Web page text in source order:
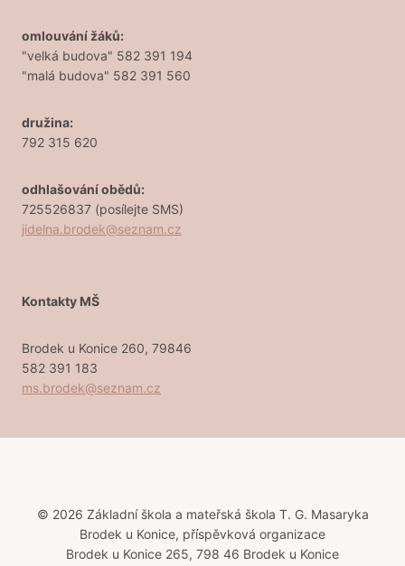
omlouvání žáků:
"velká budova" 582 391 194
"malá budova" 582 391 560
družina:
792 315 620
odhlašování obědů:
725526837 (posílejte SMS)
jidelna.brodek@seznam.cz
Kontakty MŠ
Brodek u Konice 260, 79846
582 391 183
ms.brodek@seznam.cz
© 2026 Základní škola a mateřská škola T. G. Masaryka
Brodek u Konice, příspěvková organizace
Brodek u Konice 265, 798 46 Brodek u Konice